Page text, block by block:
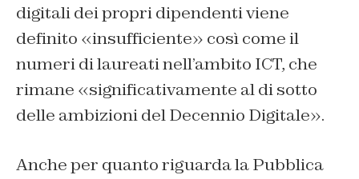
digitali dei propri dipendenti viene
definito «insufficiente» così come il
numeri di laureati nell’ambito ICT, che
rimane «significativamente al di sotto
delle ambizioni del Decennio Digitale».
Anche per quanto riguarda la Pubblica